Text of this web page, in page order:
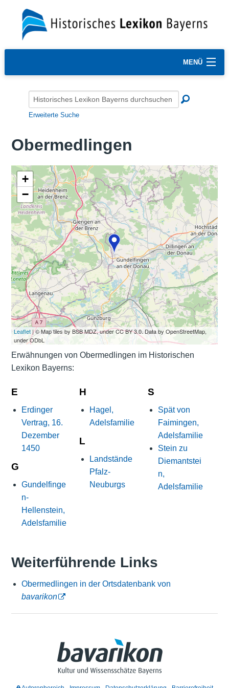
MENÜ
Erweiterte Suche
Obermedlingen
+
−
Leaflet| © Map tiles by BSB MDZ, under CC BY 3.0. Data by OpenStreetMap,
under ODbL
Erwähnungen von Obermedlingen im Historischen
Lexikon Bayerns:
E
Erdinger
Vertrag, 16.
Dezember
1450
G
Gundelfinge
n-
Hellenstein,
Adelsfamilie
H
Hagel,
Adelsfamilie
L
Landstände
Pfalz-
Neuburgs
S
Spät von
Faimingen,
Adelsfamilie
Stein zu
Diemantstei
n,
Adelsfamilie
Weiterführende Links
Obermedlingen in der Ortsdatenbank von
bavarikon